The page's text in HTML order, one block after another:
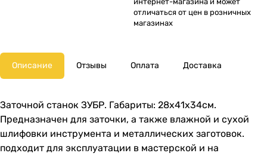
отличаться от цен в розничных
магазинах
Описание Отзывы Оплата Доставка
Заточной станок ЗУБР. Габариты: 28х41х34см.
Предназначен для заточки, а также влажной и сухой
шлифовки инструмента и металлических заготовок.
подходит для эксплуатации в мастерской и на